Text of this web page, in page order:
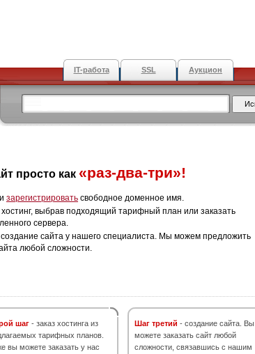
IT-работа SSL Аукцион
просто как «раз-два-три»!
зарегистрировать свободное доменное имя.
хостинг, выбрав подходящий тарифный план или заказать
сервера.
создание сайта у нашего специалиста. Мы можем предложить
любой сложности.
шаг - заказ хостинга из
тарифных планов.
вы можете заказать у нас
Шаг третий - создание сайта. Вы
можете заказать сайт любой
сложности, связавшись с нашим